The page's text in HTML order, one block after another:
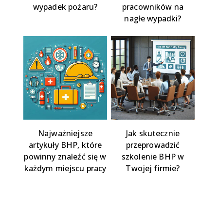
wypadek pożaru?
pracowników na
nagłe wypadki?
Najważniejsze
artykuły BHP, które
powinny znaleźć się w
każdym miejscu pracy
Jak skutecznie
przeprowadzić
szkolenie BHP w
Twojej firmie?